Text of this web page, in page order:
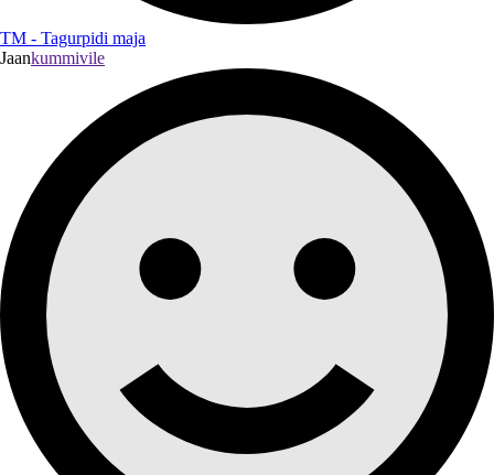
TM - Tagurpidi maja
Jaankummivile